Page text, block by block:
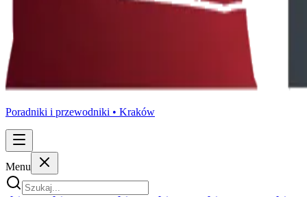
Poradniki i przewodniki • Kraków
Menu